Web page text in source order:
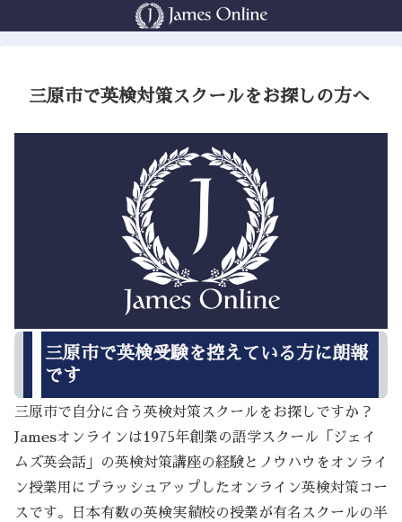
三原市で英検対策スクールをお探しの方へ
三原市で英検受験を控えている方に朗報
です
三原市で自分に合う英検対策スクールをお探しですか？
Jamesオンラインは1975年創業の語学スクール「ジェイ
ムズ英会話」の英検対策講座の経験とノウハウをオンライ
ン授業用にブラッシュアップしたオンライン英検対策コー
スです。日本有数の英検実績校の授業が有名スクールの半